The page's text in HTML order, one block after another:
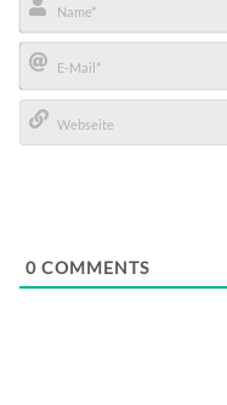
Name*
E-
Mail*
0 COMMENTS